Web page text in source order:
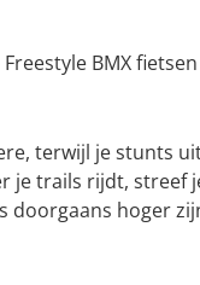
BMX fietsen
terwijl je stunts
je trails rijdt, streef
hoger